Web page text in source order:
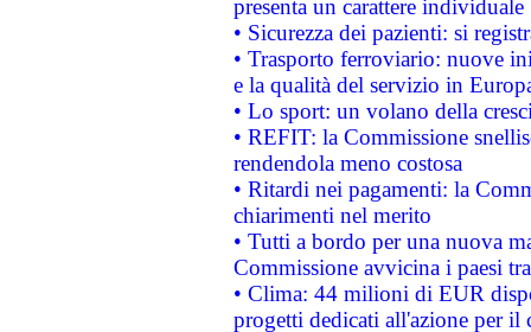
presenta un carattere individuale
• Sicurezza dei pazienti: si
• Trasporto ferroviario: nuove
e la qualità del servizio in
• Lo sport: un volano della
• REFIT: la Commissione
rendendola meno costosa
• Ritardi nei pagamenti: la
chiarimenti nel merito
• Tutti a bordo per una nuova
Commissione avvicina i paesi
• Clima: 44 milioni di EUR
progetti dedicati all'azione per il